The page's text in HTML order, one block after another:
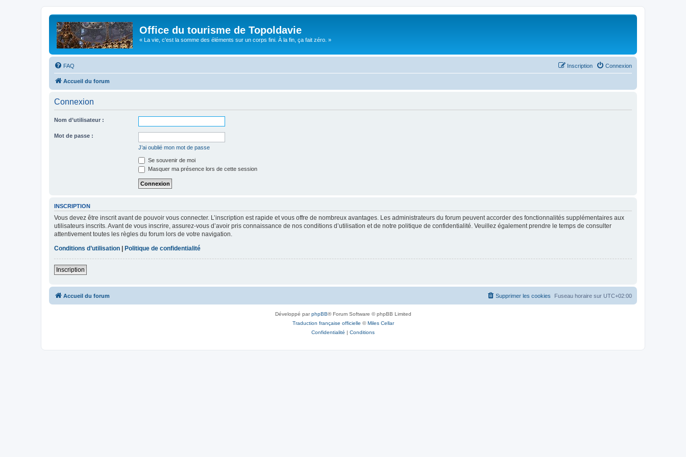
Office du tourisme de Topoldavie
« La vie, c'est la somme des éléments sur un corps fini. À la fin, ça fait zéro. »
FAQ Connexion
Inscription
Accueil du forum
Connexion
Nom d’utilisateur :
Mot de passe :
J’ai oublié mon mot de passe
Se souvenir de moi
Masquer ma présence lors de cette session
INSCRIPTION
Vous devez être inscrit avant de pouvoir vous connecter. L’inscription est rapide et vous offre de nombreux avantages. Les administrateurs du forum peuvent accorder des fonctionnalités supplémentaires aux
utilisateurs inscrits. Avant de vous inscrire, assurez-vous d’avoir pris connaissance de nos conditions d’utilisation et de notre politique de confidentialité. Veuillez également prendre le temps de consulter
attentivement toutes les règles du forum lors de votre navigation.
Conditions d’utilisation
Politique de confidentialité
Inscription
Accueil du forum Fuseau horaire sur UTC+02:00
Supprimer les cookies
Développé parphpBB® Forum Software © phpBB Limited
Traduction française officielle ©Miles Cellar
Confidentialité | Conditions